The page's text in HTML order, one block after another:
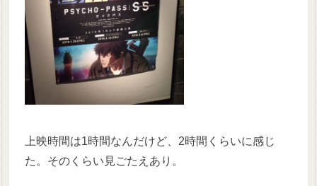
上映時間は1時間なんだけど、2時間くらいに感じ
た。そのくらい見ごたえあり。